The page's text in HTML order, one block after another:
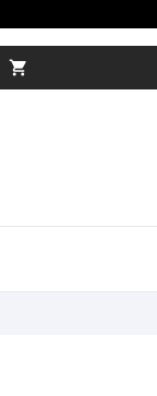
shopping_cart